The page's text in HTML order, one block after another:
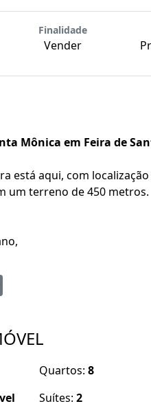
Finalidade
Vender
Mônica em Feira de
está aqui, com
um terreno de 450 metros.
Quartos:8
Suítes:2